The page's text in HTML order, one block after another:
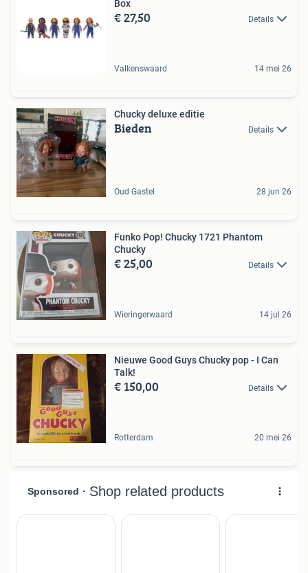
Box
€ 27,50 Details
Valkenswaard 14 mei 26
Chucky deluxe editie
Bieden Details
Oud Gastel 28 jun 26
Funko Pop! Chucky 1721 Phantom
Chucky
€ 25,00 Details
Wieringerwaard 14 jul 26
Nieuwe Good Guys Chucky pop - I Can
Talk!
€ 150,00 Details
Rotterdam 20 mei 26